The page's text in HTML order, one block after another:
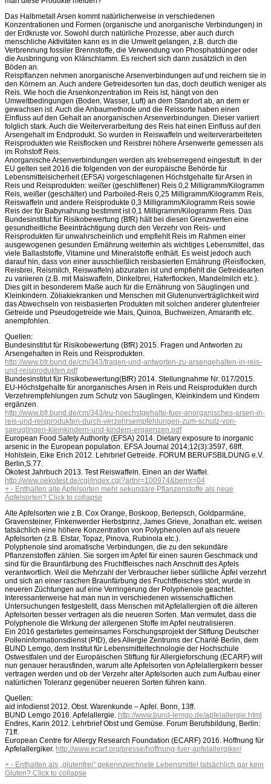
Das Halbmetall Arsen kommt natürlicherweise in verschiedenen
Konzentrationen und Formen (organische und anorganische Verbindungen) in
der Erdkruste vor. Sowohl durch natürliche Prozesse, aber auch durch
menschliche Aktivitäten kann es in die Umwelt gelangen, z.B. durch die
Verbrennung fossiler Brennstoffe, die Verwendung von Phosphatdünger oder
die Ausbringung von Klärschlamm. Es reichert sich dann zusätzlich in den
Böden an.
Reispflanzen nehmen anorganische Arsenverbindungen auf und reichern sie in
den Körnern an. Auch andere Getreidesorten tun das, doch deutlich weniger als
Reis. Wie hoch die Arsenkonzentration im Reis ist, hängt von den
Umweltbedingungen (Boden, Wasser, Luft) an dem Standort ab, an dem er
gewachsen ist. Auch die Anbaumethode und die Reissorte haben einen
Einfluss auf den Gehalt an anorganischen Arsenverbindungen. Dieser variiert
folglich stark. Auch die Weiterverarbeitung des Reis hat einen Einfluss auf den
Arsengehalt im Endprodukt. So wurden in Reiswaffeln und weiterverarbeiteten
Reisprodukten wie Reisflocken und Reisbrei höhere Arsenwerte gemessen als
im Rohstoff Reis.
Anorganische Arsenverbindungen werden als krebserregend eingestuft. In der
EU gelten seit 2016 die folgenden von der europäische Behörde für
Lebensmittelsicherheit (EFSA) vorgeschlagenen Höchstgehalte für Arsen in
Reis und Reisprodukten: weißer (geschliffener) Reis 0,2 Milligramm/Kilogramm
Reis, weißer (geschälter) und Parboiled-Reis 0,25 Milligramm/Kilogramm Reis,
Reiswaffeln und andere Reisprodukte 0,3 Milligramm/Kilogramm Reis sowie
Reis der für Babynahrung bestimmt ist 0,1 Milligramm/Kilogramm Reis. Das
Bundesinstitut für Risikobewertung (BfR) hält bei diesen Grenzwerten eine
gesundheitliche Beeinträchtigung durch den Verzehr von Reis- und
Reisprodukten für unwahrscheinlich und empfiehlt Reis im Rahmen einer
ausgewogenen gesunden Ernährung weiterhin als wichtiges Lebensmittel, das
viele Ballaststoffe, Vitamine und Mineralstoffe enthält. Es weist jedoch auch
darauf hin, dass von einer ausschließlich reisbasierten Ernährung (Reisflocken,
Reisbrei, Reismilch, Reiswaffeln) abzuraten ist und empfiehlt die Getreidearten
zu variieren (z.B. mit Maiswaffeln, Dinkelbrei, Haferflocken, Mandelmilch etc.).
Dies gilt in besonderem Maße auch für die Ernährung von Säuglingen und
Kleinkindern. Zöliakiekranken und Menschen mit Glutenunverträglichkeit wird
das Abwechseln von reisbasierten Produkten mit solchen anderer glutenfreier
Getreide und Pseudogetreide wie Mais, Quinoa, Buchweizen, Amaranth etc.
anempfohlen.
Quellen:
Bundesinstitut für Risikobewertung (BfR) 2015. Fragen und Antworten zu
Arsengehalten in Reis und Reisprodukten.
http://www.bfr.bund.de/cm/343/fragen-und-antworten-zu-arsengehalten-in-reis-
und-reisprodukten.pdf
Bundesinstitut für Risikobewertung(BfR) 2014. Stellungnahme Nr. 017/2015.
EU-Höchstgehalte für anorganisches Arsen in Reis und Reisprodukten durch
Verzehrempfehlungen zum Schutz von Säuglingen, Kleinkindern und Kindern
ergänzen.
http://www.bfr.bund.de/cm/343/eu-hoechstgehalte-fuer-anorganisches-arsen-in-
reis-und-reisprodukten-durch-verzehrsempfehlungen-zum-schutz-von-
saeuglingen-kleinkindern-und-kindern-ergaenzen.pdf
European Food Safety Authority (EFSA) 2014. Dietary exposure to inorganic
arsenic in the European population. EFSA Journal 2014;12(3):3597, 68ff.
Hohlstein, Eike Erich 2012. Lehrbrief Getreide. FORUM BERUFSBILDUNG e.V.
Berlin,S.77.
Ökotest Jahrbuch 2013. Test Reiswaffeln. Einen an der Waffel.
http://www.oekotest.de/cgi/index.cgi?artnr=100974&bernr=04
+ - Enthalten alte Apfelsorten mehr sekundäre Pflanzenstoffe als neue
Apfelsorten? Click to collapse
Alte Apfelsorten wie z.B. Cox Orange, Boskoop, Berlepsch, Goldparmäne,
Gravensteiner, Finkenwerder Herbstprinz, James Grieve, Jonathan etc. weisen
tatsächlich eine höhere Konzentration von Polyphenolen auf als neuere
Apfelsorten (z.B. Elstar, Topaz, Pinova, Rubinola etc.).
Polyphenole sind aromatische Verbindungen, die zu den sekundäre
Pflanzenstoffen zählen. Sie sorgen im Apfel für einen sauren Geschmack und
sind für die Braunfärbung des Fruchtfleisches nach Anschnitt des Apfels
verantwortlich. Weil die Mehrzahl der Verbraucher lieber süßliche Äpfel verzehrt
und sich an einer raschen Braunfärbung des Fruchtfleisches stört, wurde in
neueren Züchtungen auf eine Verringerung der Polyphenole geachtet.
Interessanterweise hat man nun in verschiedenen wissenschaftlichen
Untersuchungen festgestellt, dass Menschen mit Apfelallergien oft die älteren
Apfelsorten besser vertragen als die neueren Sorten. Man vermutet, dass die
Polyphenole die Wirkung der allergenen Stoffe im Apfel neutralisieren.
Ein 2016 gestartetes gemeinsames Forschungsprojekt der Stiftung Deutscher
Polleninformationsdienst (PID), des Allergie Zentrums der Charité Berlin, dem
BUND Lemgo, dem Institut für Lebensmitteltechnologie der Hochschule
Ostwestfalen und der Europäischen Stiftung für Allergieforschung (ECARF) will
nun genauer herausfinden, warum alte Apfelsorten von Apfelallergikern besser
vertragen werden und ob der Verzehr alter Apfelsorten auch zum Aufbau einer
natürlichen Toleranz gegenüber neueren Sorten führen kann.
Quellen:
aid infodienst 2012. Obst. Warenkunde – Apfel. Bonn, 13ff.
BUND Lemgo 2016. Apfelallergie. http://www.bund-lemgo.de/apfelallergie.html
Endres, Karin 2012. Lehrbrief Obst und Gemüse. Forum Berufsbildung, Berlin:
71ff.
European Centre for Allergy Research Foundation (ECARF) 2016. Hoffnung für
Apfelallergiker. http://www.ecarf.org/presse/hoffnung-fuer-apfelallergiker/
+ - Enthalten als „glutenfrei“ gekennzeichnete Lebensmittel tatsächlich gar kein
Gluten? Click to collapse